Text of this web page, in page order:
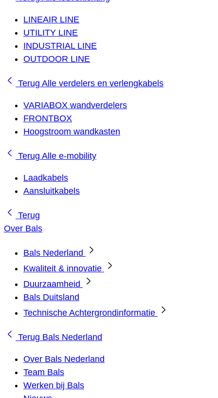
LINEAIR LINE
UTILITY LINE
INDUSTRIAL LINE
OUTDOOR LINE
Terug Alle verdelers en verlengkabels
VARIABOX wandverdelers
FRONTBOX
Hoogstroom wandkasten
Terug Alle e-mobility
Laadkabels
Aansluitkabels
Terug
Over Bals
Bals Nederland
Kwaliteit & innovatie
Duurzaamheid
Bals Duitsland
Technische Achtergrondinformatie
Terug Bals Nederland
Over Bals Nederland
Team Bals
Werken bij Bals